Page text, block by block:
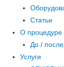
Статьи
О процедуре
До /
Услуги